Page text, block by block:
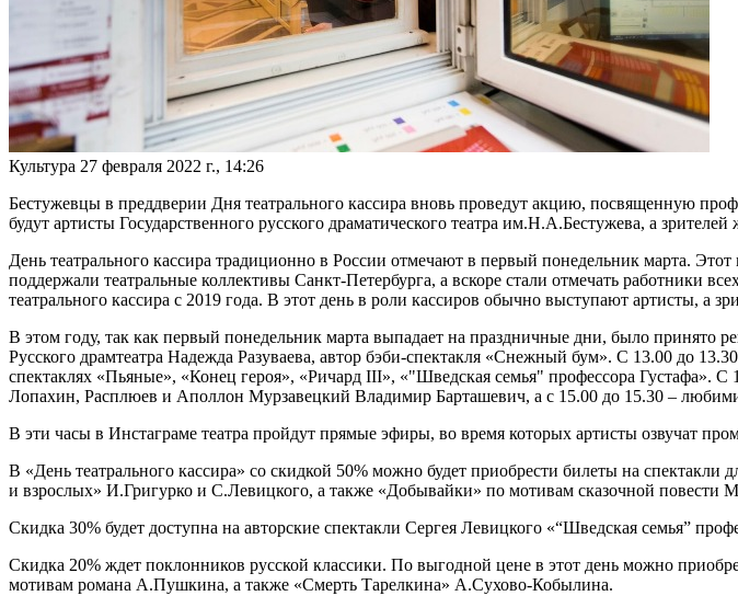
Культура 27 февраля 2022 г., 14:26
Бестужевцы в преддверии Дня театрального кассира вновь проведут акцию, посвященную
будут артисты Государственного русского драматического театра им.Н.А.Бестужева, а зрителей
День театрального кассира традиционно в России отмечают в первый понедельник марта.
поддержали театральные коллективы Санкт-Петербурга, а вскоре стали отмечать работники
театрального кассира с 2019 года. В этот день в роли кассиров обычно выступают артисты, а
В этом году, так как первый понедельник марта выпадает на праздничные дни, было принято
Русского драмтеатра Надежда Разуваева, автор бэби-спектакля «Снежный бум». С 13.00 до
спектаклях «Пьяные», «Конец героя», «Ричард III», «"Шведская семья" профессора Густафа».
Лопахин, Расплюев и Аполлон Мурзавецкий Владимир Барташевич, а с 15.00 до 15.30 –
В эти часы в Инстаграме театра пройдут прямые эфиры, во время которых артисты озвучат
В «День театрального кассира» со скидкой 50% можно будет приобрести билеты на
и взрослых» И.Григурко и С.Левицкого, а также «Добывайки» по мотивам сказочной повести
Скидка 30% будет доступна на авторские спектакли Сергея Левицкого «“Шведская семья”
Скидка 20% ждет поклонников русской классики. По выгодной цене в этот день можно
мотивам романа А.Пушкина, а также «Смерть Тарелкина» А.Сухово-Кобылина.